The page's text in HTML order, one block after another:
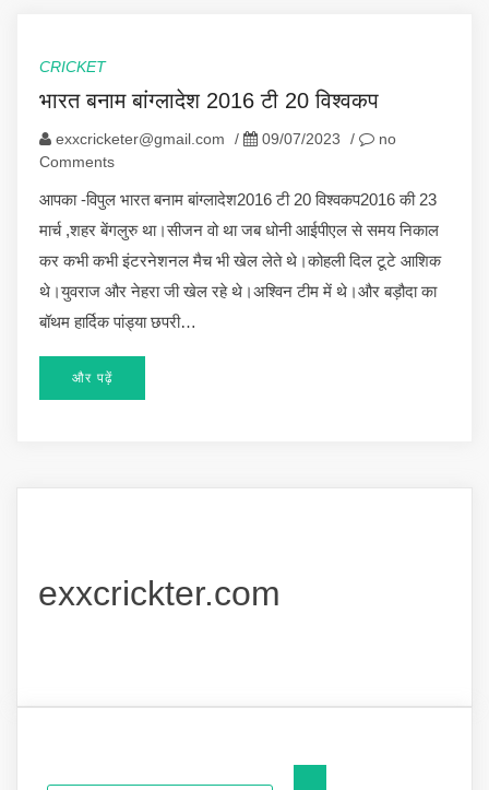
CRICKET
भारत बनाम बांग्लादेश 2016 टी 20 विश्वकप
exxcricketer@gmail.com / 09/07/2023 /
no
Comments
आपका -विपुल भारत बनाम बांग्लादेश2016 टी 20 विश्वकप2016 की 23
मार्च ,शहर बेंगलुरु था।सीजन वो था जब धोनी आईपीएल से समय निकाल
कर कभी कभी इंटरनेशनल मैच भी खेल लेते थे।कोहली दिल टूटे आशिक
थे।युवराज और नेहरा जी खेल रहे थे।अश्विन टीम में थे।और बड़ौदा का
बॉथम हार्दिक पांड्या छपरी…
और पढ़ें
exxcrickter.com